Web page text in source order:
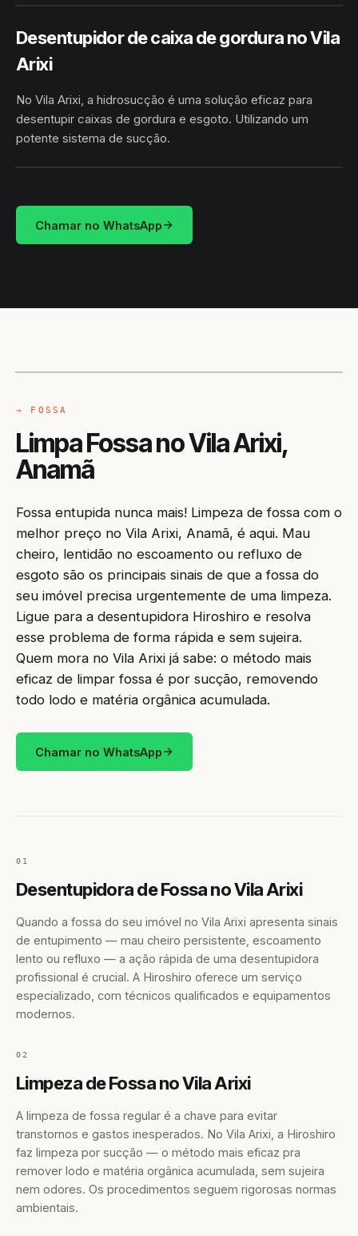
Desentupidor de caixa de gordura no Vila
Arixi
No Vila Arixi, a hidrosucção é uma solução eficaz para
desentupir caixas de gordura e esgoto. Utilizando um
potente sistema de sucção.
HIDROSUCÇÃO
Chamar no WhatsApp
→ FOSSA
Limpa Fossa no Vila Arixi,
Anamã
Fossa entupida nunca mais! Limpeza de fossa com o
melhor preço no Vila Arixi, Anamã, é aqui. Mau
cheiro, lentidão no escoamento ou refluxo de
esgoto são os principais sinais de que a fossa do
seu imóvel precisa urgentemente de uma limpeza.
Ligue para a desentupidora Hiroshiro e resolva
esse problema de forma rápida e sem sujeira.
Quem mora no Vila Arixi já sabe: o método mais
eficaz de limpar fossa é por sucção, removendo
todo lodo e matéria orgânica acumulada.
Chamar no WhatsApp
01
Desentupidora de Fossa no Vila Arixi
Quando a fossa do seu imóvel no Vila Arixi apresenta sinais
de entupimento — mau cheiro persistente, escoamento
lento ou refluxo — a ação rápida de uma desentupidora
profissional é crucial. A Hiroshiro oferece um serviço
especializado, com técnicos qualificados e equipamentos
modernos.
02
Limpeza de Fossa no Vila Arixi
A limpeza de fossa regular é a chave para evitar
transtornos e gastos inesperados. No Vila Arixi, a Hiroshiro
faz limpeza por sucção — o método mais eficaz pra
remover lodo e matéria orgânica acumulada, sem sujeira
nem odores. Os procedimentos seguem rigorosas normas
ambientais.